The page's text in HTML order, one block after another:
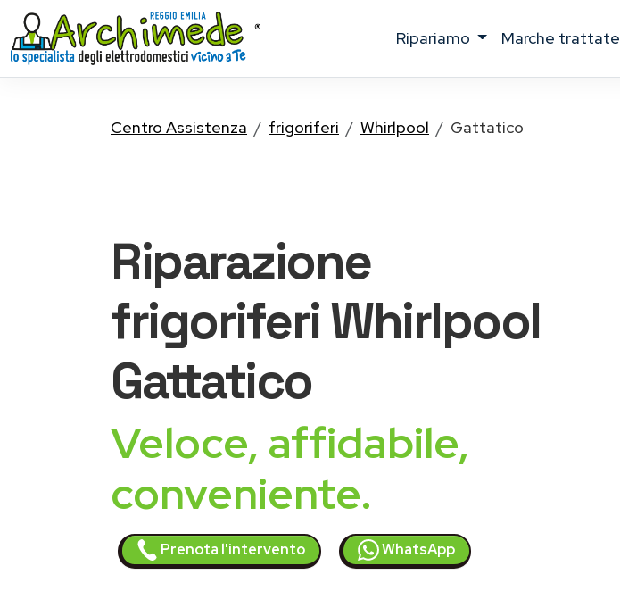
ripariamo marche trattate
Centro Assistenza frigoriferi Whirlpool Gattatico
Riparazione
frigoriferi Whirlpool
Gattatico
Veloce, affidabile,
conveniente.
Prenota l'intervento WhatsApp